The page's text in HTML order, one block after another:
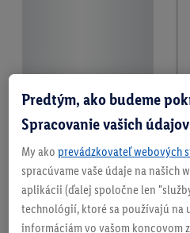
Predtým, ako budeme
Spracovanie vašich údajov
My ako prevádzkovateľ webových
spracúvame vaše údaje na našich
aplikácii (ďalej spoločne len
technológií, ktoré sa používajú na
informáciám vo vašom koncovom